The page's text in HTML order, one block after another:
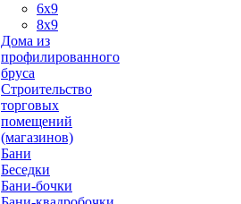
6х9
8х9
Дома из
профилированного
бруса
Строительство
торговых
помещений
(магазинов)
Бани
Беседки
Бани-бочки